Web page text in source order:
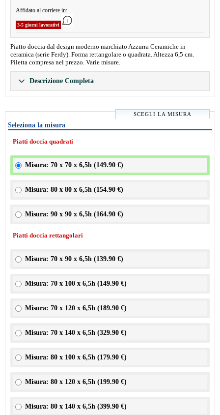
Affidato al corriere in:
3-5 giorni lavorativi
Piatto doccia dal design moderno marchiato Azzurra Ceramiche in
ceramica (serie Ferdy). Forma rettangolare o quadrata. Altezza 6,5 cm.
Piletta compresa nel prezzo. Varie misure.
Descrizione Completa
SCEGLI LA MISURA
Seleziona la misura
Piatti doccia quadrati
Misura: 70 x 70 x 6,5h (149.90 €)
Misura: 80 x 80 x 6,5h (154.90 €)
Misura: 90 x 90 x 6,5h (164.90 €)
Piatti doccia rettangolari
Misura: 70 x 90 x 6,5h (139.90 €)
Misura: 70 x 100 x 6,5h (149.90 €)
Misura: 70 x 120 x 6,5h (189.90 €)
Misura: 70 x 140 x 6,5h (329.90 €)
Misura: 80 x 100 x 6,5h (179.90 €)
Misura: 80 x 120 x 6,5h (199.90 €)
Misura: 80 x 140 x 6,5h (399.90 €)